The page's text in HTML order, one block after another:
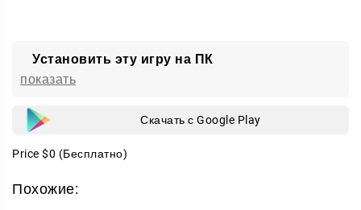
Установить эту игру на ПК
показать
Скачать с Google Play
Price $0 (Бесплатно)
Похожие: